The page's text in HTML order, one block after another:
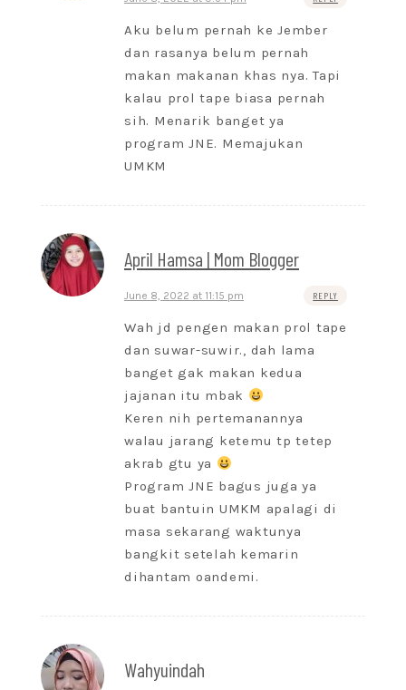
Aku belum pernah ke Jember
dan rasanya belum pernah
makan makanan khas nya. Tapi
kalau prol tape biasa pernah
sih. Menarik banget ya
program JNE. Memajukan
UMKM
April Hamsa | Mom Blogger
June 8, 2022 at 11:15 pm REPLY
Wah jd pengen makan prol tape
dan suwar-suwir., dah lama
banget gak makan kedua
jajanan itu mbak
Keren nih pertemanannya
walau jarang ketemu tp tetep
akrab gtu ya
Program JNE bagus juga ya
buat bantuin UMKM apalagi di
masa sekarang waktunya
bangkit setelah kemarin
dihantam oandemi.
Wahyuindah